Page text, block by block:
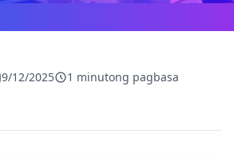
9/12/2025 1 minutong pagbasa